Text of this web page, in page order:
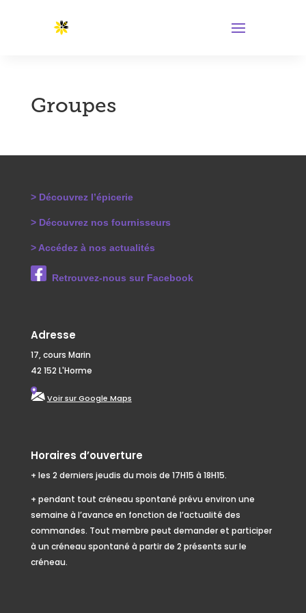
Groupes
> Découvrez l’épicerie
> Découvrez nos fournisseurs
> Accédez à nos actualités
Retrouvez-nous sur Facebook
Adresse
17, cours Marin
42 152 L'Horme
Voir sur Google Maps
Horaires d’ouverture
+ les 2 derniers jeudis du mois de 17H15 à 18H15.
+ pendant tout créneau spontané prévu environ une
semaine à l’avance en fonction de l’actualité des
commandes. Tout membre peut demander et participer
à un créneau spontané à partir de 2 présents sur le
créneau.